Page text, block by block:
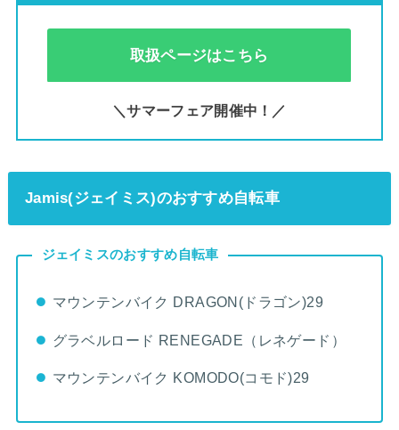
取扱ページはこちら
＼サマーフェア開催中！／
Jamis(ジェイミス)のおすすめ自転車
ジェイミスのおすすめ自転車
マウンテンバイク DRAGON(ドラゴン)29
グラベルロード RENEGADE（レネゲード）
マウンテンバイク KOMODO(コモド)29